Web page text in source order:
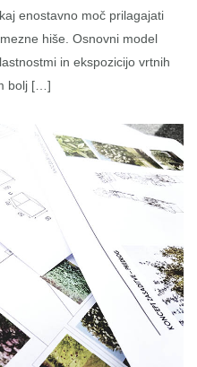
enostavno moč prilagajati
hiše. Osnovni model
in ekspozicijo vrtnih
bolj […]